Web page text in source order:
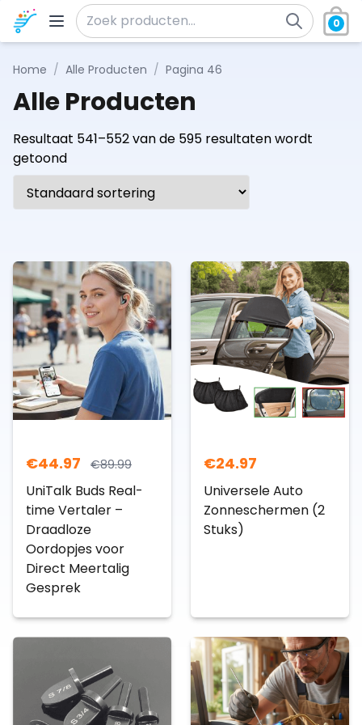
Ga naar de inhoud
Zoeken naar:
0
Home / Alle Producten / Pagina 46
Alle Producten
Resultaat 541–552 van de 595 resultaten wordt
getoond
€44.97 €89.99
UniTalk Buds Real-
time Vertaler –
Draadloze
Oordopjes voor
Direct Meertalig
Gesprek
€24.97
Universele Auto
Zonneschermen (2
Stuks)